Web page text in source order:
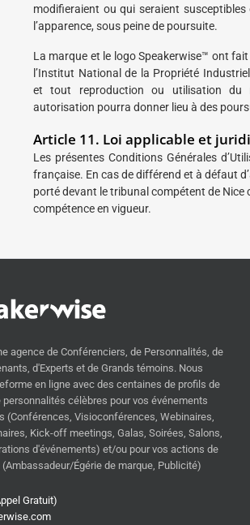
modifieraient ou qui seraient susceptibles
l’apparence, sous peine de poursuite.
La marque et le logo Speakerwise™ ont fait
l’Institut National de la Propriété
et tout reproduction ou utilisation
autorisation pourra donner lieu à des
Article 11. Loi applicable et
Les présentes Conditions Générales
française. En cas de différend et à défaut
porté devant le tribunal compétent de Nice
compétence en vigueur.
agence de Conférenciers, de Personnalités, de
d'Experts et de Grands témoins. Nous
en ligne avec des centaines de profils de
célèbres pour vos événements
(Conférences, Visioconférences, Webinaires,
Kick-off meetings, Galas, Soirées, Salons,
d'événements) et/ou pour vos actions de
Égérie de marque, Publicité)
Gratuit)